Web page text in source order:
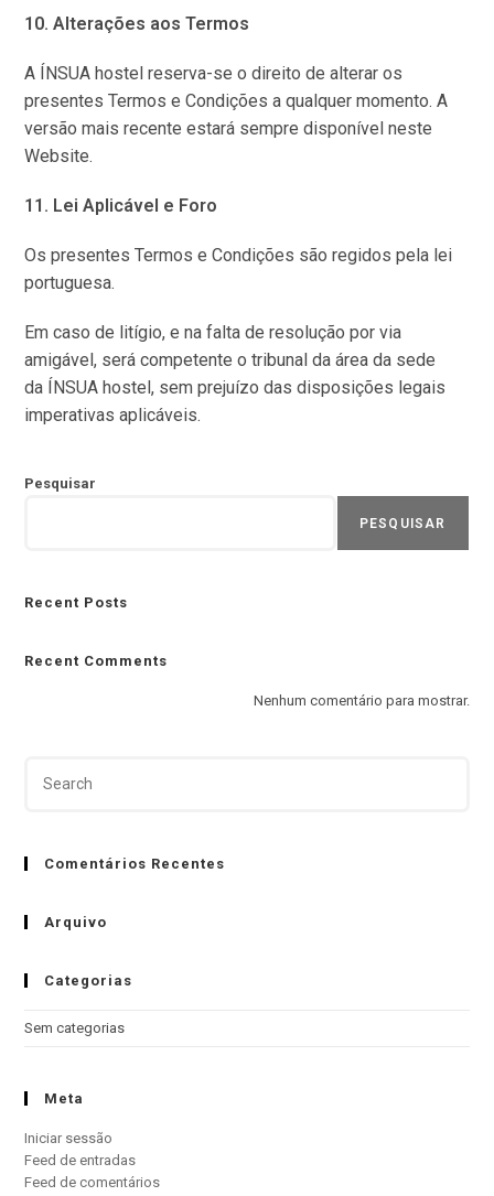
10. Alterações aos Termos
A ÍNSUA hostel reserva-se o direito de alterar os
presentes Termos e Condições a qualquer momento. A
versão mais recente estará sempre disponível neste
Website.
11. Lei Aplicável e Foro
Os presentes Termos e Condições são regidos pela lei
portuguesa.
Em caso de litígio, e na falta de resolução por via
amigável, será competente o tribunal da área da sede
da ÍNSUA hostel, sem prejuízo das disposições legais
imperativas aplicáveis.
Pesquisar
PESQUISAR
Recent Posts
Recent Comments
Nenhum comentário para mostrar.
Comentários Recentes
Arquivo
Categorias
Sem categorias
Meta
Iniciar sessão
Feed de entradas
Feed de comentários